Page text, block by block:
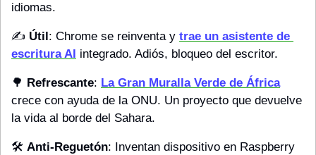
idiomas.
✍ Útil : Chrome se reinventa y trae un asistente de
escritura AI integrado. Adiós, bloqueo del escritor.
🌳 Refrescante: La Gran Muralla Verde de África
crece con ayuda de la ONU. Un proyecto que devuelve
la vida al borde del Sahara.
🛠️ Anti-Reguetón: Inventan dispositivo en Raspberry